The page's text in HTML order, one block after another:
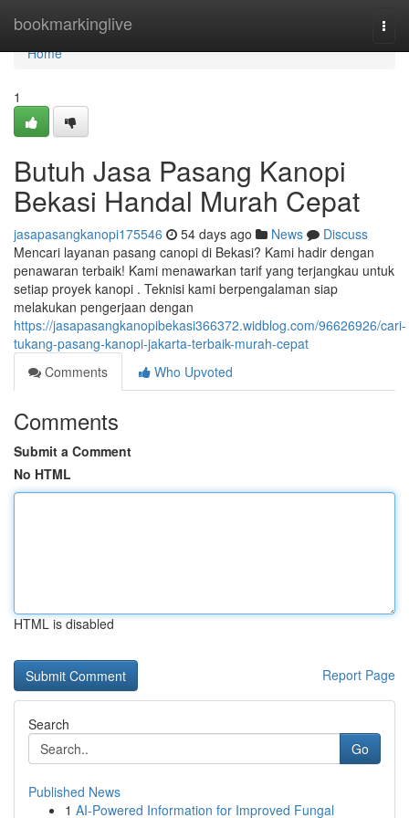
bookmarkinglive
Home
Home
1
Butuh Jasa Pasang Kanopi
Bekasi Handal Murah Cepat
jasapasangkanopi175546 54 days ago News
Discuss
Mencari layanan pasang canopi di Bekasi? Kami hadir dengan
penawaran terbaik! Kami menawarkan tarif yang terjangkau untuk
setiap proyek kanopi . Teknisi kami berpengalaman siap
melakukan pengerjaan dengan
https://jasapasangkanopibekasi366372.widblog.com/96626926/cari-
tukang-pasang-kanopi-jakarta-terbaik-murah-cepat
Comments
Who Upvoted
Comments
Submit a Comment
No HTML
HTML is disabled
Report Page
Search
Go
Published News
1 AI-Powered Information for Improved Fungal